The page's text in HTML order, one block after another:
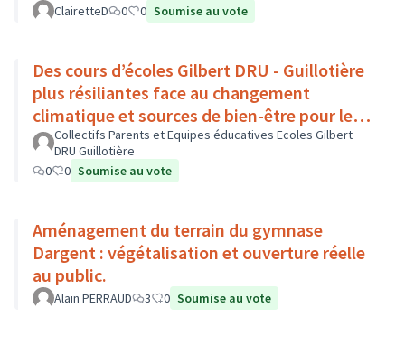
ClairetteD 0 0 Soumise au vote
Des cours d’écoles Gilbert DRU - Guillotière
plus résiliantes face au changement
climatique et sources de bien-être pour les
enfants - Lyon 7
Collectifs Parents et Equipes éducatives Ecoles Gilbert
DRU Guillotière
0
0 Soumise au vote
Aménagement du terrain du gymnase
Dargent : végétalisation et ouverture réelle
au public.
Alain PERRAUD 3 0 Soumise au vote